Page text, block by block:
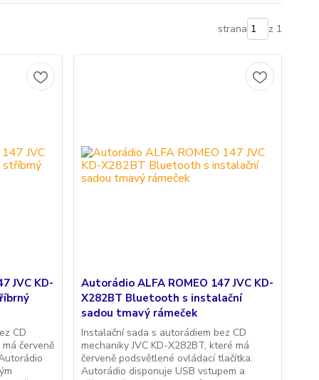
strana z 1
JVC KD-
CD
červeně
Autorádio ALFA ROMEO 147 JVC KD-
X282BT Bluetooth s instalační
sadou tmavý rámeček
Instalační sada s autorádiem bez CD
mechaniky JVC KD-X282BT, které má
červeně podsvětlené ovládací tlačítka.
Autorádio disponuje USB vstupem a